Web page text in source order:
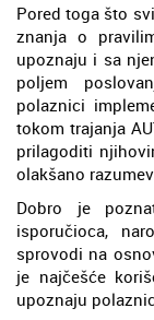
Pored toga što
znanja o
upoznaju i sa
poljem
polaznici
tokom trajanja
prilagoditi
olakšano
Dobro je
isporučioca,
sprovodi na
je najčešće
upoznaju